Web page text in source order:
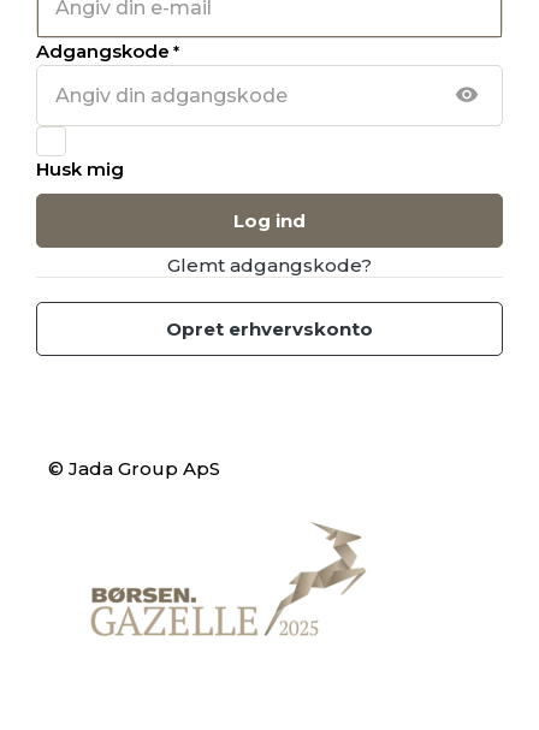
Adgangskode *
Husk mig
Log ind
Glemt adgangskode?
Opret erhvervskonto
© Jada Group ApS